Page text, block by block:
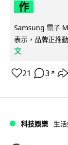
作
Samsung 電子
表示，品牌正推
文
21 3 ↗
科技娛樂 生